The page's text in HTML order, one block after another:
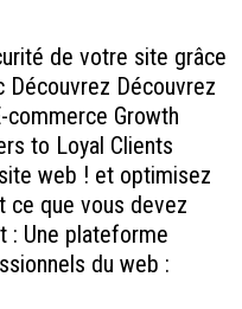
de votre site grâce
Découvrez
commerce Growth
to Loyal Clients
web ! et optimisez
ce que vous devez
: Une plateforme
du web :